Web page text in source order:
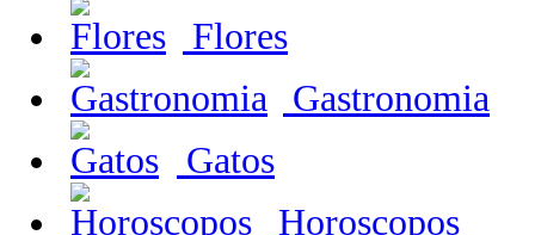
Flores
Gastronomia
Gatos
Horoscopos